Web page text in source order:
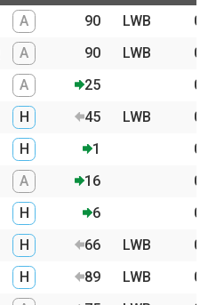
出場時間 Pos. ゴー
A 90 LWB
A 90 LWB
A 25
H 45 LWB
H 1
A 16
H 6
H 66 LWB
H 89 LWB